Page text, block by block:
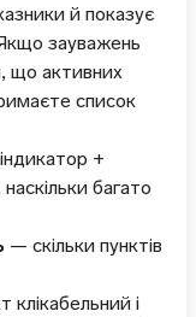
й показує
зауважень
що активних
список
+
багато
— скільки пунктів
і